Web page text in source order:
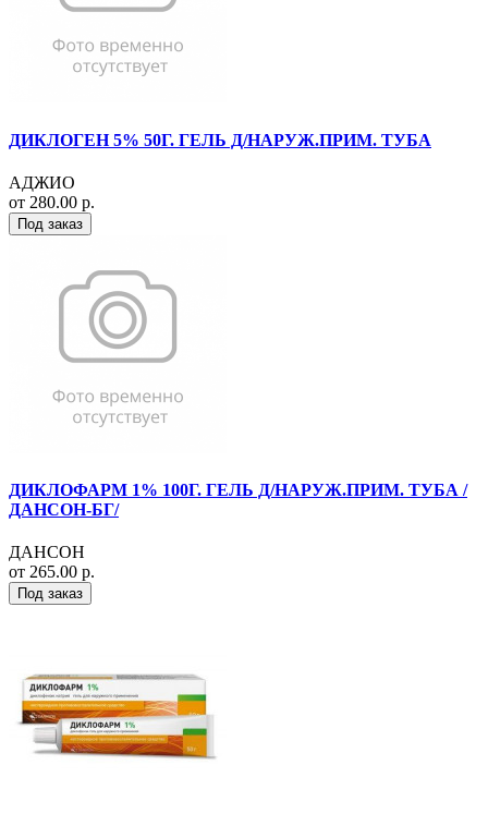
ДИКЛОГЕН 5% 50Г. ГЕЛЬ Д/НАРУЖ.ПРИМ. ТУБА
АДЖИО
от 280.00 р.
Под заказ
ДИКЛОФАРМ 1% 100Г. ГЕЛЬ Д/НАРУЖ.ПРИМ. ТУБА /
ДАНСОН-БГ/
ДАНСОН
от 265.00 р.
Под заказ